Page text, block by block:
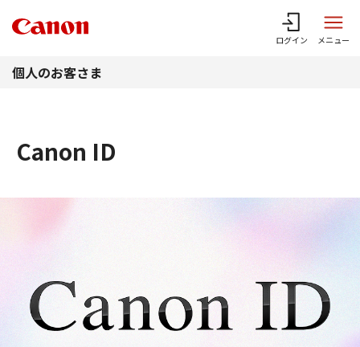
ログイン メニュー
個人のお客さま
Canon ID